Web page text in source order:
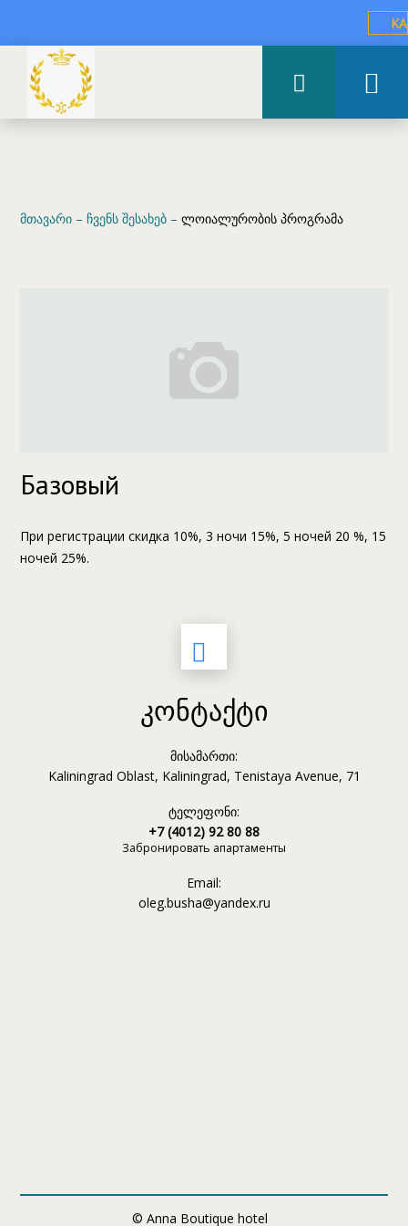
KA
მთავარი –ჩვენს შესახებ –ლოიალურობის პროგრამა
Базовый
При регистрации скидка 10%, 3 ночи 15%, 5 ночей 20 %, 15
ночей 25%.
კონტაქტი
მისამართი:
Kaliningrad Oblast, Kaliningrad, Tenistaya Avenue, 71
ტელეფონი:
+7 (4012) 92 80 88
Забронировать апартаменты
Email:
oleg.busha@yandex.ru
© Anna Boutique hotel